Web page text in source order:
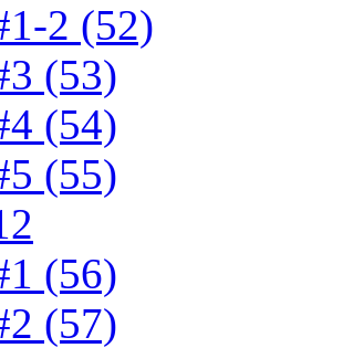
2 (52)
(53)
(54)
(55)
(56)
(57)